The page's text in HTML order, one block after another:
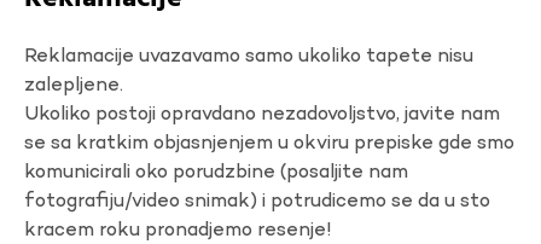
Reklamacije uvazavamo samo ukoliko tapete nisu
zalepljene.
Ukoliko postoji opravdano nezadovoljstvo, javite nam
se sa kratkim objasnjenjem u okviru prepiske gde smo
komunicirali oko porudzbine (posaljite nam
fotografiju/video snimak) i potrudicemo se da u sto
kracem roku pronadjemo resenje!